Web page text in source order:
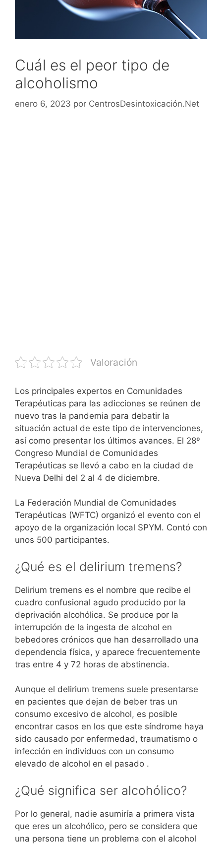
Cuál es el peor tipo de
alcoholismo
enero 6, 2023 por CentrosDesintoxicación.Net
Valoración
Los principales expertos en Comunidades
Terapéuticas para las adicciones se reúnen de
nuevo tras la pandemia para debatir la
situación actual de este tipo de intervenciones,
así como presentar los últimos avances. El 28º
Congreso Mundial de Comunidades
Terapéuticas se llevó a cabo en la ciudad de
Nueva Delhi del 2 al 4 de diciembre.
La Federación Mundial de Comunidades
Terapéuticas (WFTC) organizó el evento con el
apoyo de la organización local SPYM. Contó con
unos 500 participantes.
¿Qué es el delirium tremens?
Delirium tremens es el nombre que recibe el
cuadro confusional agudo producido por la
deprivación alcohólica. Se produce por la
interrupción de la ingesta de alcohol en
bebedores crónicos que han desarrollado una
dependencia física, y aparece frecuentemente
tras entre 4 y 72 horas de abstinencia.
Aunque el delirium tremens suele presentarse
en pacientes que dejan de beber tras un
consumo excesivo de alcohol, es posible
encontrar casos en los que este síndrome haya
sido causado por enfermedad, traumatismo o
infección en individuos con un consumo
elevado de alcohol en el pasado .
¿Qué significa ser alcohólico?
Por lo general, nadie asumiría a primera vista
que eres un alcohólico, pero se considera que
una persona tiene un problema con el alcohol